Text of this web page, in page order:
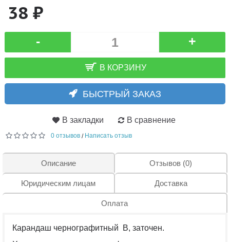
38 ₽
- +
В КОРЗИНУ
БЫСТРЫЙ ЗАКАЗ
В закладки В сравнение
0 отзывов / Написать отзыв
Описание Отзывов (0)
Юридическим лицам Доставка
Оплата
Карандаш чернографитный B, заточен.